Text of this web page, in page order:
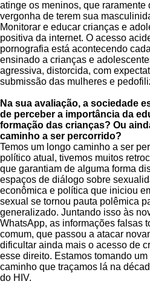
atinge os meninos, que
vergonha de terem sua
Monitorar e educar crianças e
positiva da internet. O acesso
pornografia está acontecendo
ensinado a crianças e
agressiva, distorcida, com
submissão das mulheres e
Na sua avaliação, a sociedade
de perceber a importância da
formação das crianças? Ou
caminho a ser percorrido?
Temos um longo caminho a ser
político atual, tivemos muitos
que garantiam de alguma forma
espaços de diálogo sobre
econômica e política que iniciou
sexual se tornou pauta polêmica
generalizado. Juntando isso às
WhatsApp, as informações falsas
comum, que passou a atacar
dificultar ainda mais o acesso de
esse direito. Estamos tomando
caminho que traçamos lá na
do HIV.